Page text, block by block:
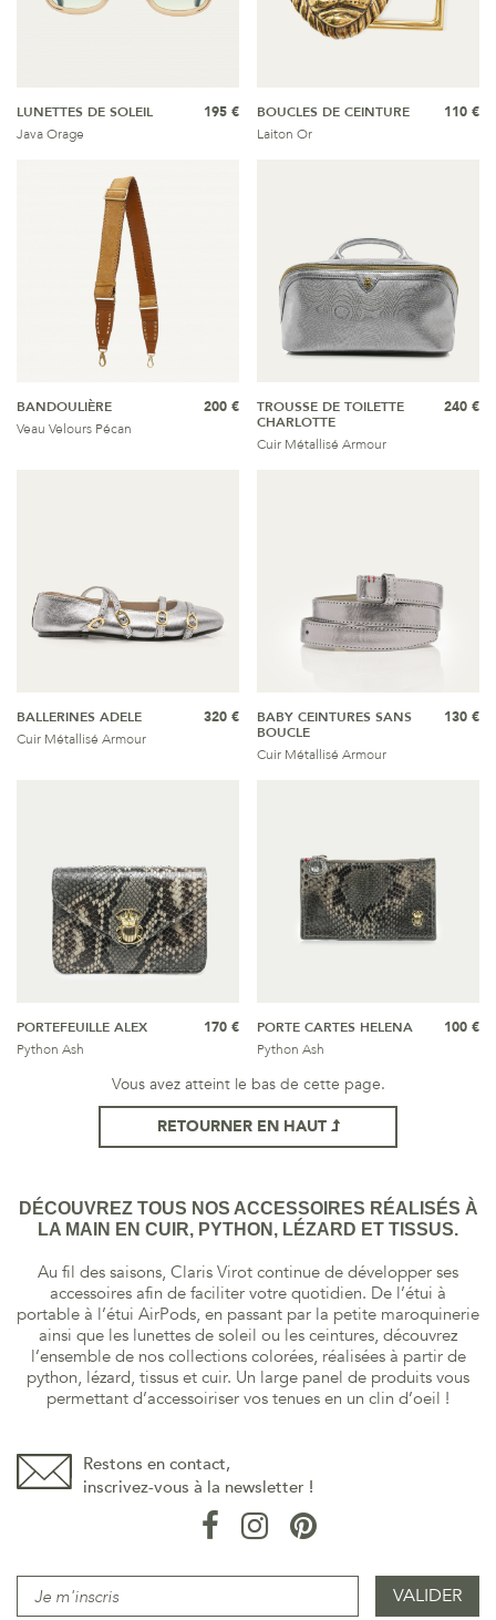
LUNETTES DE SOLEIL
Java Orage
195 €
BOUCLES DE CEINTURE
Laiton Or
110 €
BANDOULIÈRE
Veau Velours Pécan
200 €
TROUSSE DE TOILETTE
CHARLOTTE
Cuir Métallisé Armour
240 €
BALLERINES ADELE
Cuir Métallisé Armour
320 €
BABY CEINTURES SANS
BOUCLE
Cuir Métallisé Armour
130 €
PORTEFEUILLE ALEX
Python Ash
170 €
PORTE CARTES HELENA
Python Ash
100 €
Vous avez atteint le bas de cette page.
RETOURNER EN HAUT
DÉCOUVREZ TOUS NOS ACCESSOIRES RÉALISÉS À
LA MAIN EN CUIR, PYTHON, LÉZARD ET TISSUS.
Au fil des saisons, Claris Virot continue de développer ses
accessoires afin de faciliter votre quotidien. De l’étui à
portable à l’étui AirPods, en passant par la petite maroquinerie
ainsi que les lunettes de soleil ou les ceintures, découvrez
l’ensemble de nos collections colorées, réalisées à partir de
python, lézard, tissus et cuir. Un large panel de produits vous
permettant d’accessoiriser vos tenues en un clin d’oeil !
Restons en contact,
inscrivez-vous à la newsletter !